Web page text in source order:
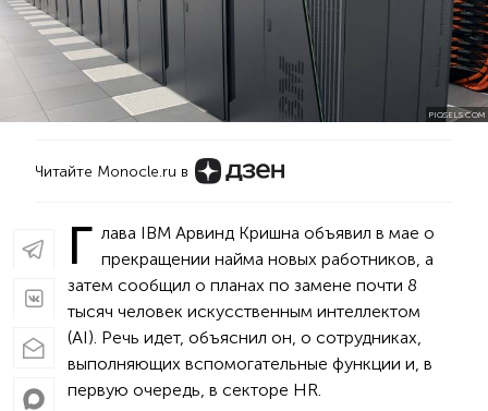
PIQSELS.COM
Читайте Monocle.ru в
Г лава IBM Арвинд Кришна объявил в мае о
прекращении найма новых работников, а
затем сообщил о планах по замене почти 8
тысяч человек искусственным интеллектом
(AI). Речь идет, объяснил он, о сотрудниках,
выполняющих вспомогательные функции и, в
первую очередь, в секторе HR.